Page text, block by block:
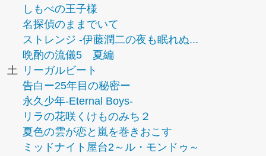
しもべの王子様
名探偵のままでいて
ストレンジ -伊藤潤二の夜も眠れぬ...
晩酌の流儀5 夏編
土
リーガルビート
告白ー25年目の秘密ー
永久少年-Eternal Boys-
リラの花咲くけものみち２
夏色の雲が恋と嵐を巻きおこす
ミッドナイト屋台2～ル・モンドゥ～